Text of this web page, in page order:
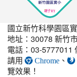
國立新竹科學園區
地址：30078 新竹
電話：03-5777011
請用
Chrome 、
覽效果！